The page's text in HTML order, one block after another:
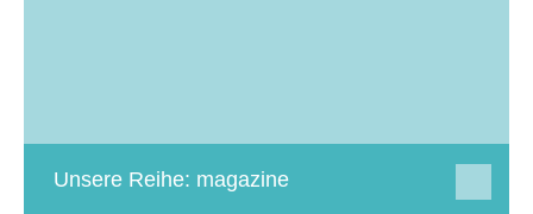
Unsere Reihe: magazine